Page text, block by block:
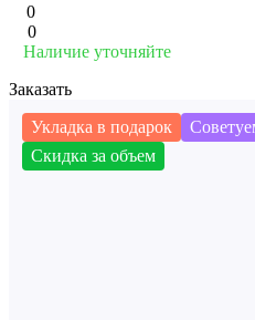
0
0
Наличие уточняйте
Заказать
Укладка в подарок
Скидка за объем